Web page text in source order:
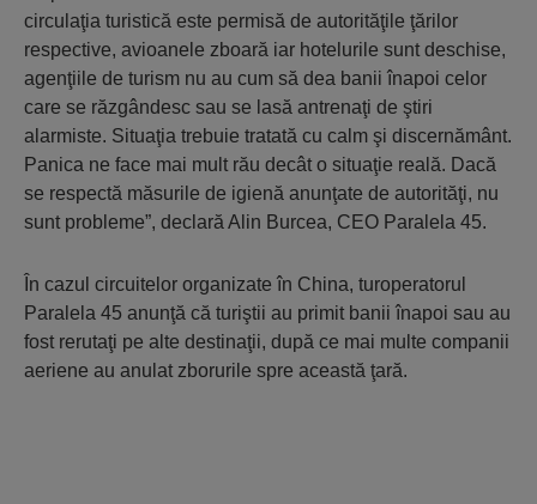
circulaţia turistică este permisă de autorităţile ţărilor
respective, avioanele zboară iar hotelurile sunt deschise,
agenţiile de turism nu au cum să dea banii înapoi celor
care se răzgândesc sau se lasă antrenaţi de ştiri
alarmiste. Situaţia trebuie tratată cu calm şi discernământ.
Panica ne face mai mult rău decât o situaţie reală. Dacă
se respectă măsurile de igienă anunţate de autorităţi, nu
sunt probleme”, declară Alin Burcea, CEO Paralela 45.
În cazul circuitelor organizate în China, turoperatorul
Paralela 45 anunţă că turiştii au primit banii înapoi sau au
fost rerutaţi pe alte destinaţii, după ce mai multe companii
aeriene au anulat zborurile spre această ţară.